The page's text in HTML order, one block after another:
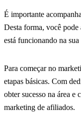
É importante
Desta forma, você
está funcionando na
Para começar no
etapas básicas. Com
obter sucesso na área e
marketing de afiliados.